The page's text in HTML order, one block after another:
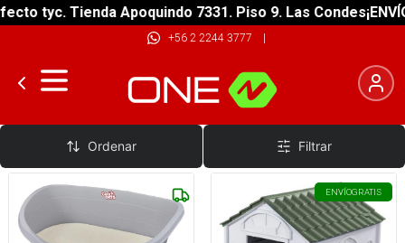
tyc. Tienda Apoquindo 7331. Piso 9. Las Condes
+56 2 2244 3777 |
Perros
Ordenar Filtrar
ENVÍOGRATIS